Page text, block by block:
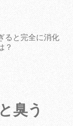
ると完全に消化
？
臭う